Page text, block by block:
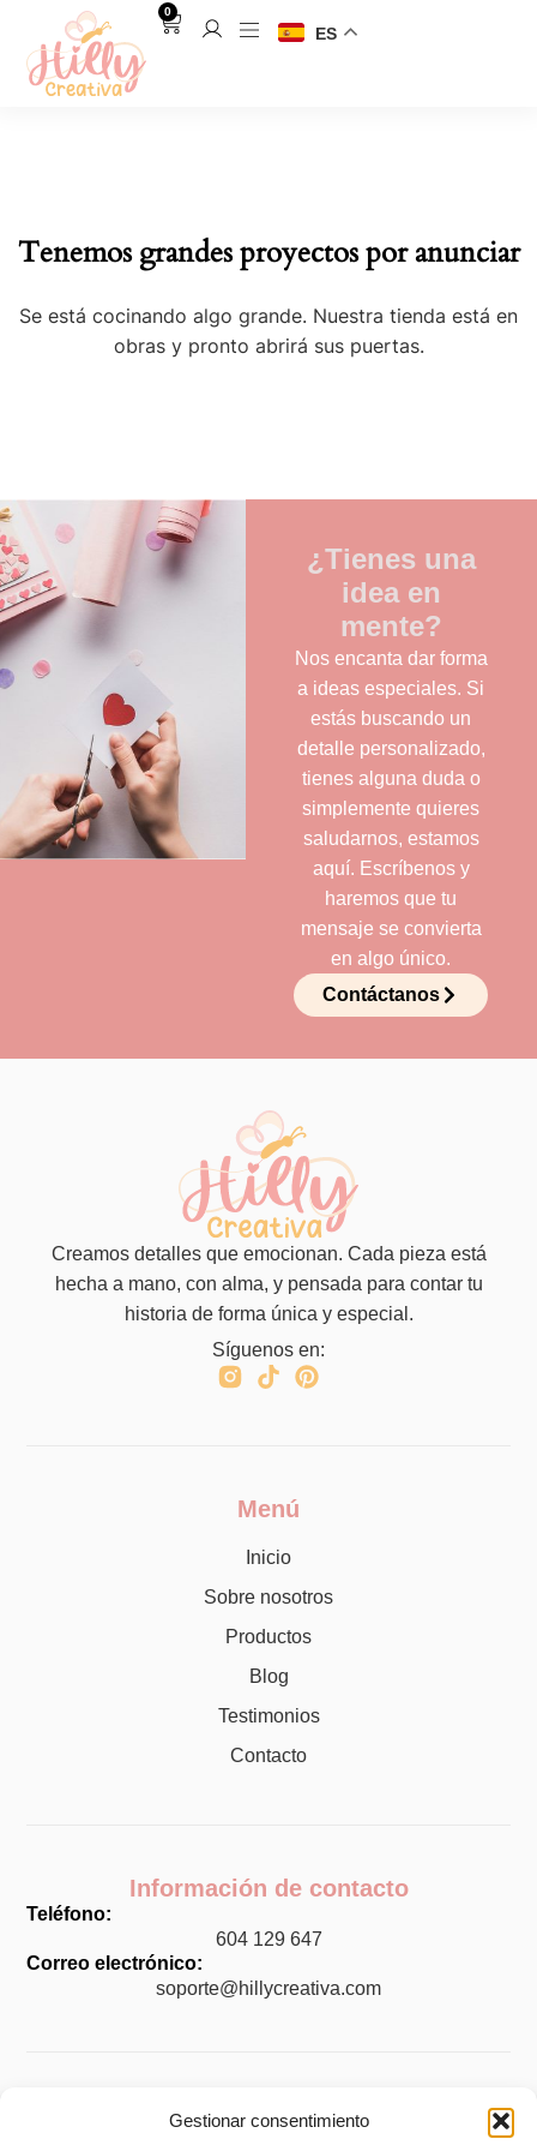
Gestionar consentimiento
0
ES
Tenemos grandes proyectos por anunciar
Se está cocinando algo grande. Nuestra tienda está en
obras y pronto abrirá sus puertas.
¿Tienes una
idea en
mente?
Nos encanta dar forma
a ideas especiales. Si
estás buscando un
detalle personalizado,
tienes alguna duda o
simplemente quieres
saludarnos, estamos
aquí. Escríbenos y
haremos que tu
mensaje se convierta
en algo único.
Contáctanos
Creamos detalles que emocionan. Cada pieza está
hecha a mano, con alma, y pensada para contar tu
historia de forma única y especial.
Síguenos en:
Menú
Inicio
Sobre nosotros
Productos
Blog
Testimonios
Contacto
Información de contacto
Teléfono:
604 129 647
Correo electrónico:
soporte@hillycreativa.com